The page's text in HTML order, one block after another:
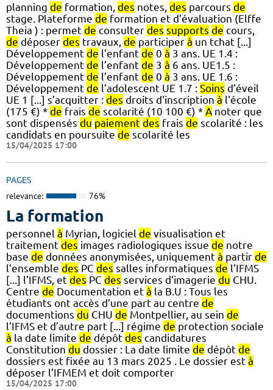
planning de formation, des notes, des parcours de
stage. Plateforme de formation et d’évaluation (Elffe
Theia ) : permet de consulter des supports de cours,
de déposer des travaux, de participer à un tchat [...]
Développement de l’enfant de 0 à 3 ans. UE 1.4 :
Développement de l’enfant de 3 à 6 ans. UE1.5 :
Développement de l’enfant de 0 à 3 ans. UE 1.6 :
Développement de l’adolescent UE 1.7 : Soins d’éveil
UE 1 [...] s’acquitter : des droits d'inscription à l'école
(175 €) * de frais de scolarité (10 100 €) * A noter que
sont dispensés du paiement des frais de scolarité : les
candidats en poursuite de scolarité les
15/04/2025 17:00
PAGES
relevance: 76%
La formation
personnel à Myrian, logiciel de visualisation et
traitement des images radiologiques issue de notre
base de données anonymisées, uniquement à partir de
l’ensemble des PC des salles informatiques de l’IFMS
[...] l’IFMS, et des PC des services d’imagerie du CHU.
Centre de Documentation et à la B.U : Tous les
étudiants ont accès d’une part au centre de
documentions du CHU de Montpellier, au sein de
l’IFMS et d’autre part [...] régime de protection sociale
à la date limite de dépôt des candidatures
Constitution du dossier : La date limite de dépôt de
dossiers est fixée au 13 mars 2025 . Le dossier est à
déposer l’IFMEM et doit comporter
15/04/2025 17:00